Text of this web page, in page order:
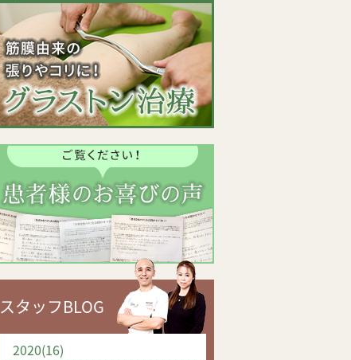
スタッフBLOG
2020(16)